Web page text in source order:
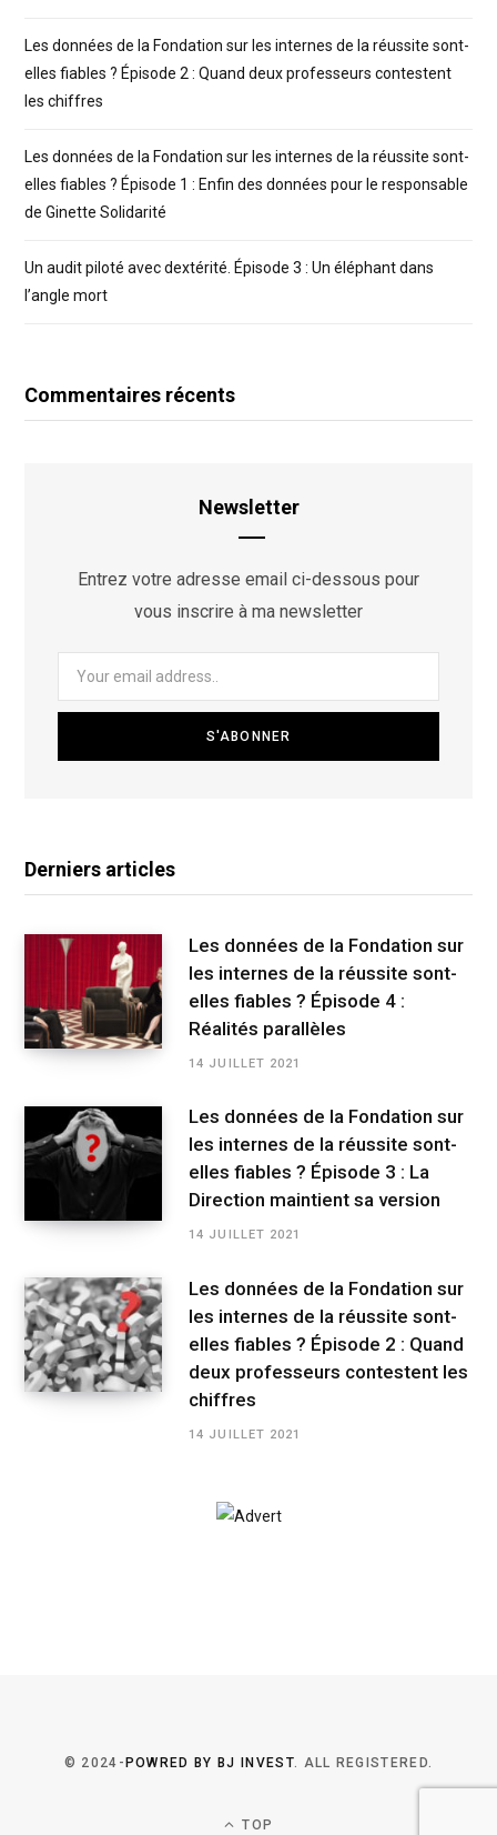
Les données de la Fondation sur les internes de la réussite sont-
elles fiables ? Épisode 2 : Quand deux professeurs contestent
les chiffres
Les données de la Fondation sur les internes de la réussite sont-
elles fiables ? Épisode 1 : Enfin des données pour le responsable
de Ginette Solidarité
Un audit piloté avec dextérité. Épisode 3 : Un éléphant dans
l’angle mort
Commentaires récents
Newsletter
Entrez votre adresse email ci-dessous pour
vous inscrire à ma newsletter
Derniers articles
Les données de la Fondation sur
les internes de la réussite sont-
elles fiables ? Épisode 4 :
Réalités parallèles
14 JUILLET 2021
Les données de la Fondation sur
les internes de la réussite sont-
elles fiables ? Épisode 3 : La
Direction maintient sa version
14 JUILLET 2021
Les données de la Fondation sur
les internes de la réussite sont-
elles fiables ? Épisode 2 : Quand
deux professeurs contestent les
chiffres
14 JUILLET 2021
© 2024-POWRED BY BJ INVEST. ALL REGISTERED.
TOP